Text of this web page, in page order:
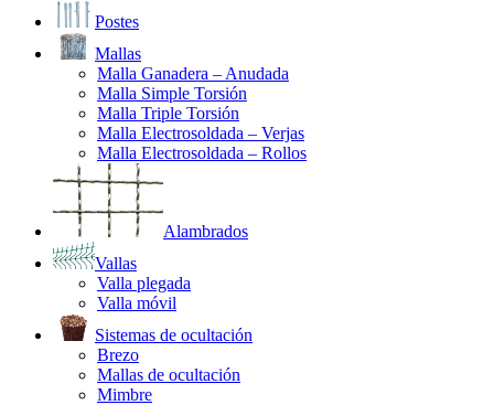
Postes
Mallas
Malla Ganadera – Anudada
Malla Simple Torsión
Malla Triple Torsión
Malla Electrosoldada – Verjas
Malla Electrosoldada – Rollos
Alambrados
Vallas
Valla plegada
Valla móvil
Sistemas de ocultación
Brezo
Mallas de ocultación
Mimbre